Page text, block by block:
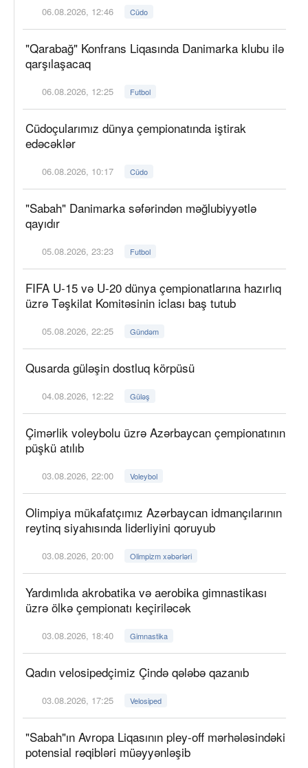
06.08.2026, 12:46 Cüdo
"Qarabağ" Konfrans Liqasında Danimarka klubu ilə
qarşılaşacaq
06.08.2026, 12:25 Futbol
Cüdoçularımız dünya çempionatında iştirak
edəcəklər
06.08.2026, 10:17 Cüdo
"Sabah" Danimarka səfərindən məğlubiyyətlə
qayıdır
05.08.2026, 23:23 Futbol
FIFA U-15 və U-20 dünya çempionatlarına hazırlıq
üzrə Təşkilat Komitəsinin iclası baş tutub
05.08.2026, 22:25 Gündəm
Qusarda güləşin dostluq körpüsü
04.08.2026, 12:22 Güləş
Çimərlik voleybolu üzrə Azərbaycan çempionatının
püşkü atılıb
03.08.2026, 22:00 Voleybol
Olimpiya mükafatçımız Azərbaycan idmançılarının
reytinq siyahısında liderliyini qoruyub
03.08.2026, 20:00 Olimpizm xəbərləri
Yardımlıda akrobatika və aerobika gimnastikası
üzrə ölkə çempionatı keçiriləcək
03.08.2026, 18:40 Gimnastika
Qadın velosipedçimiz Çində qələbə qazanıb
03.08.2026, 17:25 Velosiped
"Sabah"ın Avropa Liqasının pley-off mərhələsindəki
potensial rəqibləri müəyyənləşib